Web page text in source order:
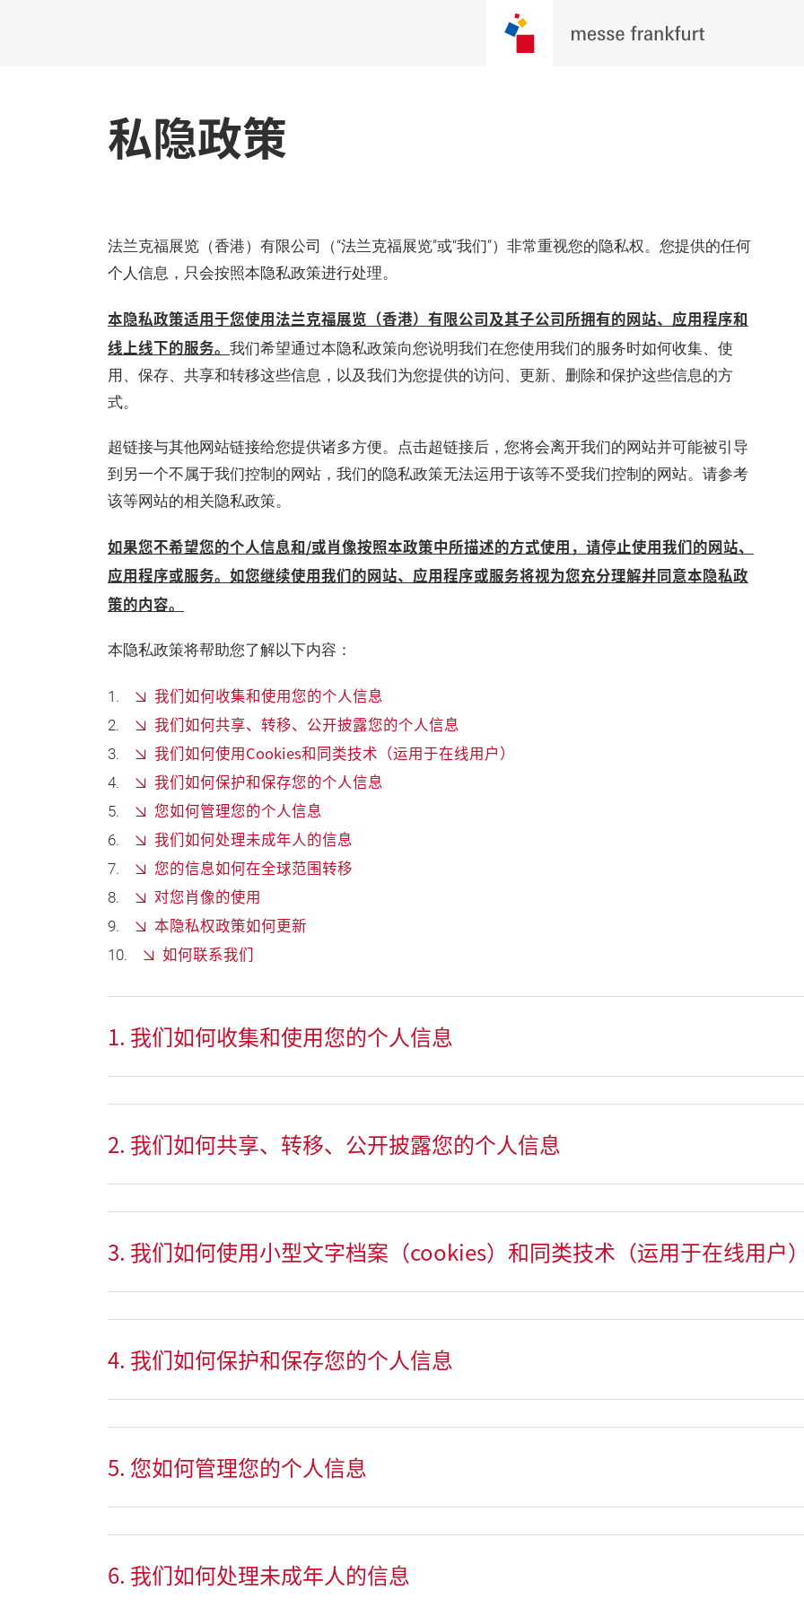
私隐政策
法兰克福展览（香港）有限公司（“法兰克福展览”或“我们”）非常重视您的隐私权。您提供的任何
个人信息，只会按照本隐私政策进行处理。
本隐私政策适用于您使用法兰克福展览（香港）有限公司及其子公司所拥有的网站、应用程序和
线上线下的服务。 我们希望通过本隐私政策向您说明我们在您使用我们的服务时如何收集、使
用、保存、共享和转移这些信息，以及我们为您提供的访问、更新、删除和保护这些信息的方
式。
超链接与其他网站链接给您提供诸多方便。点击超链接后，您将会离开我们的网站并可能被引导
到另一个不属于我们控制的网站，我们的隐私政策无法运用于该等不受我们控制的网站。请参考
该等网站的相关隐私政策。
如果您不希望您的个人信息和/或肖像按照本政策中所描述的方式使用，请停止使用我们的网站、
应用程序或服务。如您继续使用我们的网站、应用程序或服务将视为您充分理解并同意本隐私政
策的内容。
本隐私政策将帮助您了解以下内容：
我们如何收集和使用您的个人信息
我们如何共享、转移、公开披露您的个人信息
我们如何使用Cookies和同类技术（运用于在线用户）
我们如何保护和保存您的个人信息
您如何管理您的个人信息
我们如何处理未成年人的信息
您的信息如何在全球范围转移
对您肖像的使用
本隐私权政策如何更新
如何联系我们
1. 我们如何收集和使用您的个人信息
2. 我们如何共享、转移、公开披露您的个人信息
3. 我们如何使用小型文字档案（cookies）和同类技术（运用于在线用户
4. 我们如何保护和保存您的个人信息
5. 您如何管理您的个人信息
6. 我们如何处理未成年人的信息